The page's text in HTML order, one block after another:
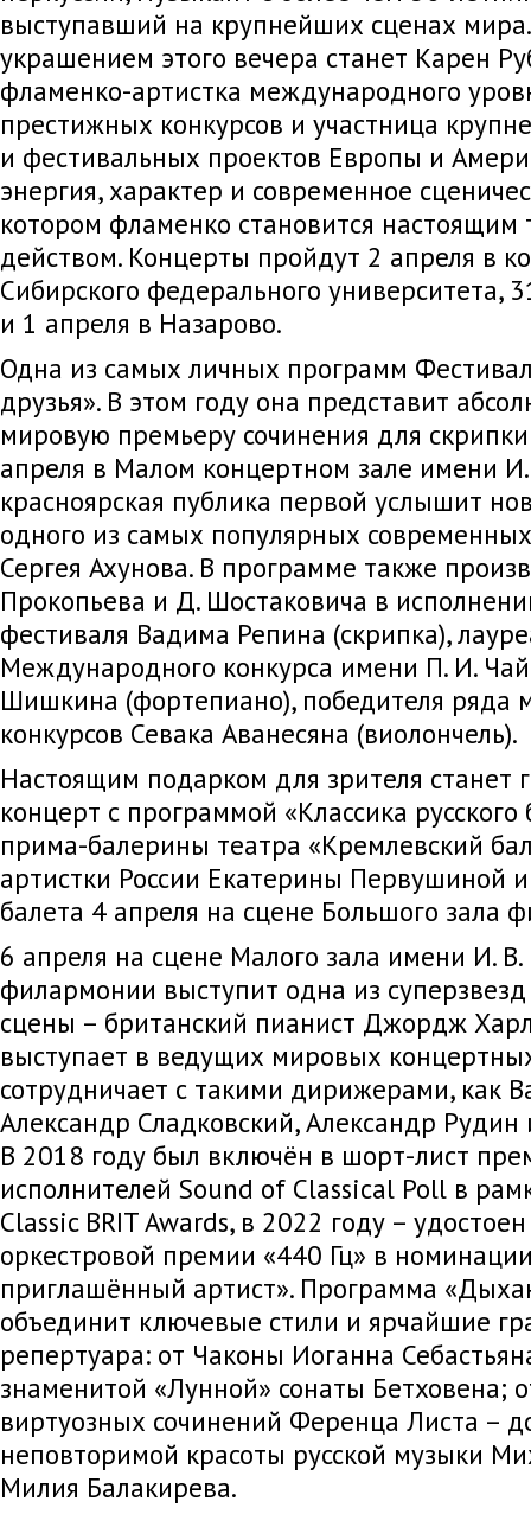
выступавший на крупнейших сценах
украшением этого вечера станет Карен
фламенко-артистка международного
престижных конкурсов и участница
и фестивальных проектов Европы и
энергия, характер и современное
котором фламенко становится настоящим
действом. Концерты пройдут 2 апреля в
Сибирского федерального университета,
и 1 апреля в Назарово.
Одна из самых личных программ
друзья». В этом году она представит
мировую премьеру сочинения для
апреля в Малом концертном зале имени
красноярская публика первой услышит
одного из самых популярных
Сергея Ахунова. В программе также
Прокопьева и Д. Шостаковича в
фестиваля Вадима Репина (скрипка),
Международного конкурса имени П. И.
Шишкина (фортепиано), победителя ряда
конкурсов Севака Аванесяна (виолончель).
Настоящим подарком для зрителя станет
концерт с программой «Классика русского
прима-балерины театра «Кремлевский
артистки России Екатерины Первушиной и
балета 4 апреля на сцене Большого зала
6 апреля на сцене Малого зала имени И.
филармонии выступит одна из
сцены – британский пианист Джордж
выступает в ведущих мировых
сотрудничает с такими дирижерами, как
Александр Сладковский, Александр
В 2018 году был включён в шорт-лист
исполнителей Sound of Classical Poll в
Classic BRIT Awards, в 2022 году –
оркестровой премии «440 Гц» в
приглашённый артист». Программа
объединит ключевые стили и ярчайшие
репертуара: от Чаконы Иоганна
знаменитой «Лунной» сонаты Бетховена;
виртуозных сочинений Ференца Листа –
неповторимой красоты русской музыки
Милия Балакирева.